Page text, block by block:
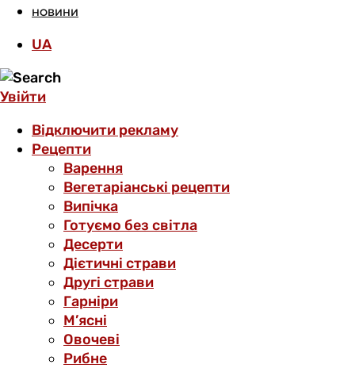
НОВИНИ
UA
Увійти
Відключити рекламу
Рецепти
Варення
Вегетаріанські рецепти
Випічка
Готуємо без світла
Десерти
Дієтичні страви
Другі страви
Гарніри
М’ясні
Овочеві
Рибне